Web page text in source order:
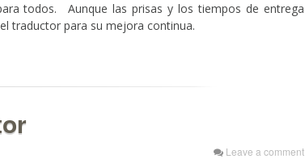
todos. Aunque las prisas y los tiempos de entrega
traductor para su mejora continua.
Leave a comment